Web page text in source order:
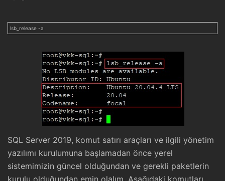
lsb_release -a
SQL Server 2019, komut satırı araçları ve ilgili yönetim
yazılımı kurulumuna başlamadan önce yerel
sistemimizin güncel olduğundan ve gerekli paketlerin
kurulu olduğundan emin olalım. Aşağıdaki komutları